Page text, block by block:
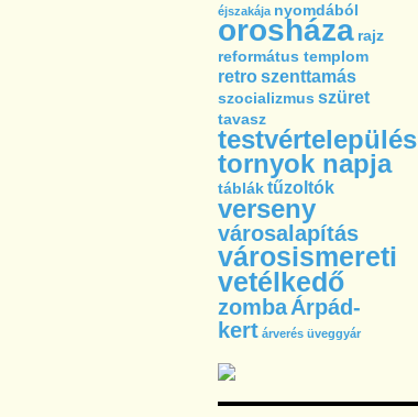
éjszakája nyomdából
orosháza rajz
református templom
retroszenttamás
szocializmus szüret
tavasz
testvértelepülés
tornyok napja
tábláktűzoltók
verseny
városalapítás
városismereti
vetélkedő
zombaÁrpád-
kert árverés üveggyár